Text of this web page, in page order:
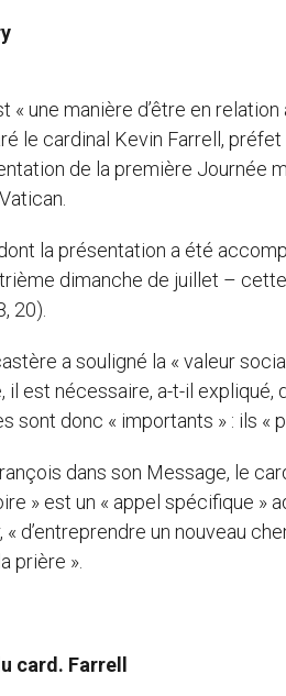
« une manière d’être en
le cardinal Kevin Farrell, préfet
de la première Journée
la présentation a été
dimanche de juillet –
20).
a souligné la « valeur
il est nécessaire, a-t-il expliqué,
sont donc « importants » : ils «
dans son Message, le
» est un « appel spécifique »
d’entreprendre un nouveau
prière ».
card. Farrell